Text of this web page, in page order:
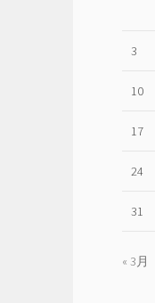
3
10
17
24
31
« 3月